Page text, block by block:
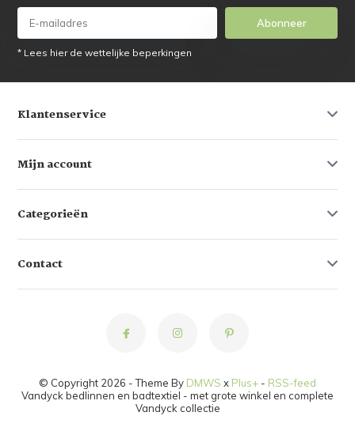
Abonneer
* Lees hier de wettelijke beperkingen
Klantenservice
Mijn account
Categorieën
Contact
© Copyright 2026 - Theme By DMWS x Plus+ - RSS-feed
Vandyck bedlinnen en badtextiel - met grote winkel en complete
Vandyck collectie